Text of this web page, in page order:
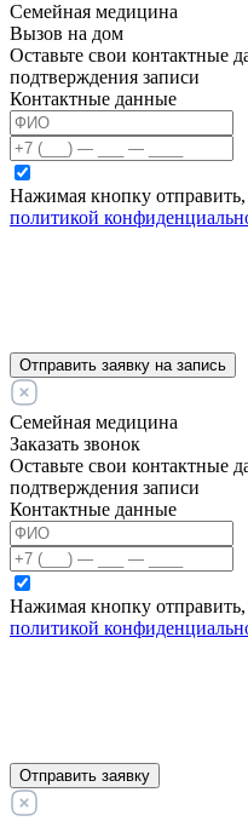
Семейная медицина
Вызов на дом
Оставьте свои контактные
подтверждения записи
Контактные данные
Нажимая кнопку
политикой
Отправить заявку на запись
Семейная медицина
Заказать звонок
Оставьте свои контактные
подтверждения записи
Контактные данные
Нажимая кнопку
политикой
Отправить заявку